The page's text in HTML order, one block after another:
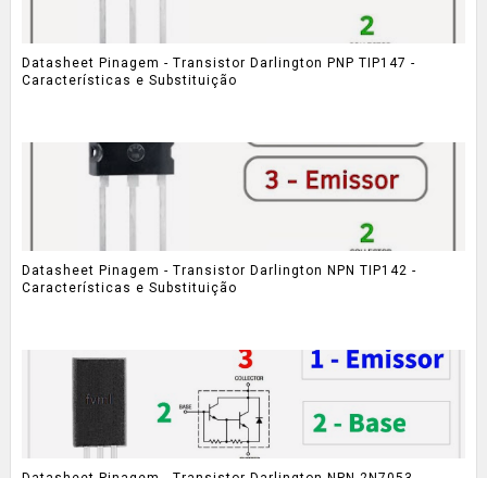
Datasheet Pinagem - Transistor Darlington PNP TIP147 -
Características e Substituição
Datasheet Pinagem - Transistor Darlington NPN TIP142 -
Características e Substituição